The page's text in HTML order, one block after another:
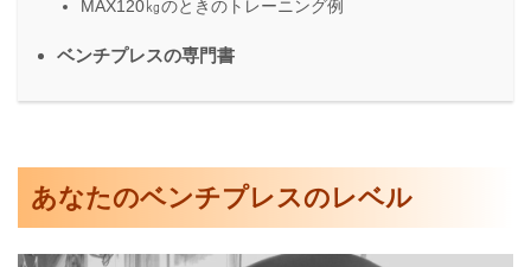
MAX120㎏のときのトレーニング例
ベンチプレスの専門書
あなたのベンチプレスのレベル